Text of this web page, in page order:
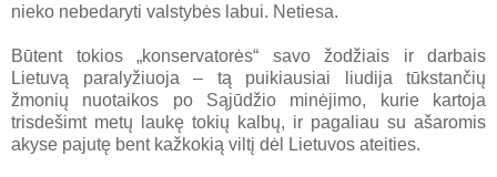
nieko nebedaryti valstybės labui. Netiesa.
Būtent tokios „konservatorės“ savo žodžiais ir darbais
Lietuvą paralyžiuoja – tą puikiausiai liudija tūkstančių
žmonių nuotaikos po Sąjūdžio minėjimo, kurie kartoja
trisdešimt metų laukę tokių kalbų, ir pagaliau su ašaromis
akyse pajutę bent kažkokią viltį dėl Lietuvos ateities.